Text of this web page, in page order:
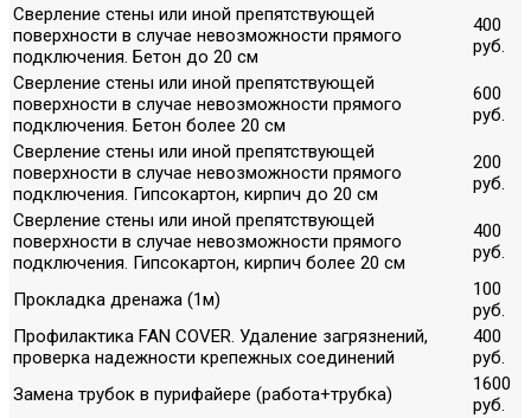
Сверление стены или иной препятствующей
поверхности в случае невозможности прямого
подключения. Бетон до 20 см
400
руб.
Сверление стены или иной препятствующей
поверхности в случае невозможности прямого
подключения. Бетон более 20 см
600
руб.
Сверление стены или иной препятствующей
поверхности в случае невозможности прямого
подключения. Гипсокартон, кирпич до 20 см
200
руб.
Сверление стены или иной препятствующей
поверхности в случае невозможности прямого
подключения. Гипсокартон, кирпич более 20 см
400
руб.
Прокладка дренажа (1м)
100
руб.
Профилактика FAN COVER. Удаление загрязнений,
проверка надежности крепежных соединений
400
руб.
Замена трубок в пурифайере (работа+трубка)
1600
руб.